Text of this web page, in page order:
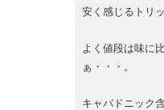
安く感じるトリ
よく値段は味に
ぁ・・・。
キャパドニック